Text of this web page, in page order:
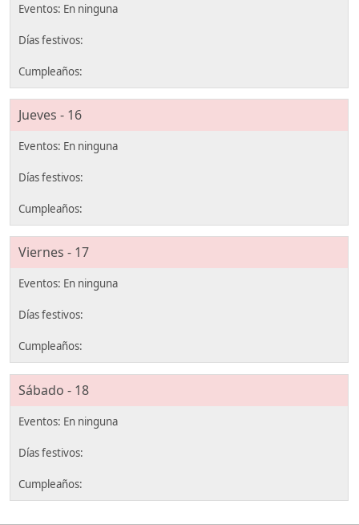
Jueves - 16
Viernes - 17
Sábado - 18